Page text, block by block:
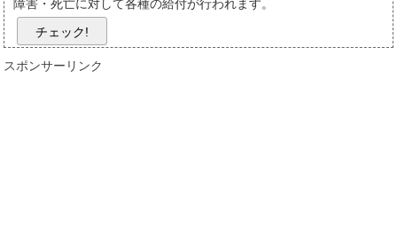
障害・死亡に対して各種の給付が行われます。
チェック!
スポンサーリンク